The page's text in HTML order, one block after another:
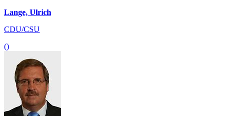
Lange, Ulrich
CDU/CSU
()